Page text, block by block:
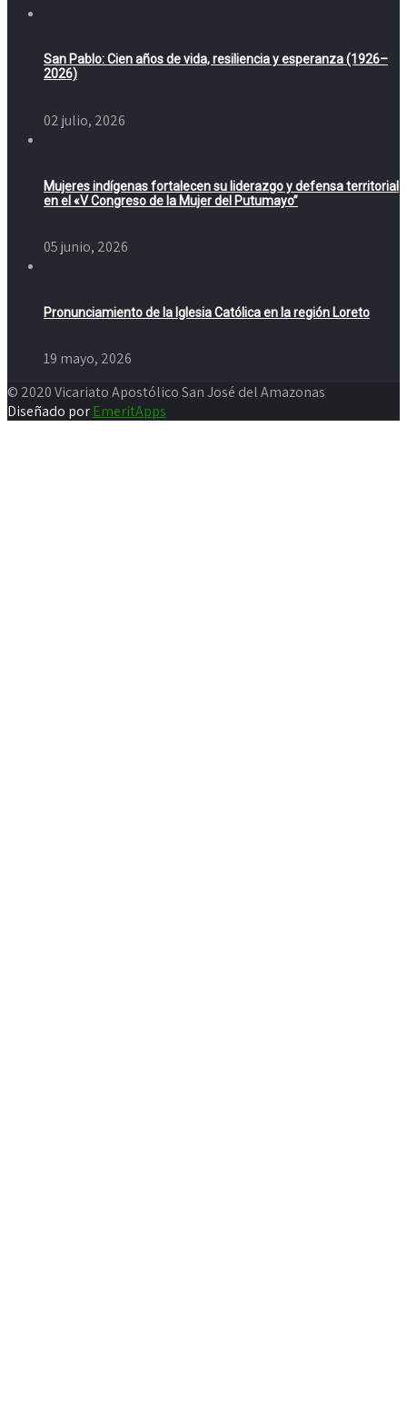
San Pablo: Cien años de vida, resiliencia y esperanza (1926–
2026)
02 julio, 2026
Mujeres indígenas fortalecen su liderazgo y defensa territorial
en el «V Congreso de la Mujer del Putumayo”
05 junio, 2026
Pronunciamiento de la Iglesia Católica en la región Loreto
19 mayo, 2026
© 2020 Vicariato Apostólico San José del Amazonas
Diseñado por EmeritApps